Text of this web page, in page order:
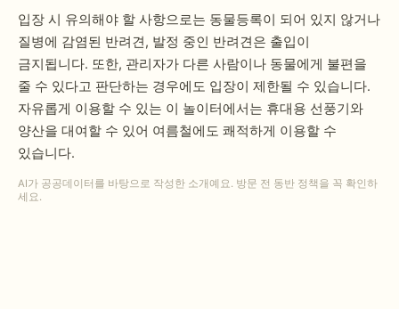
입장 시 유의해야 할 사항으로는 동물등록이 되어 있지 않거나
질병에 감염된 반려견, 발정 중인 반려견은 출입이
금지됩니다. 또한, 관리자가 다른 사람이나 동물에게 불편을
줄 수 있다고 판단하는 경우에도 입장이 제한될 수 있습니다.
자유롭게 이용할 수 있는 이 놀이터에서는 휴대용 선풍기와
양산을 대여할 수 있어 여름철에도 쾌적하게 이용할 수
있습니다.
AI가 공공데이터를 바탕으로 작성한 소개예요. 방문 전 동반 정책을 꼭 확인하
세요.